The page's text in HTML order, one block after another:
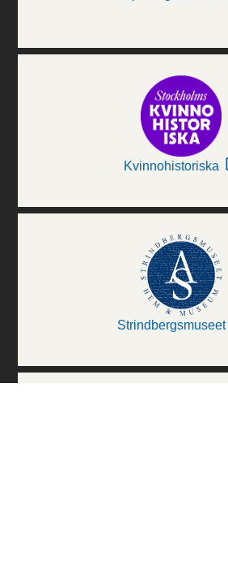
Kvinnohistoriska
Strindbergsmuseet